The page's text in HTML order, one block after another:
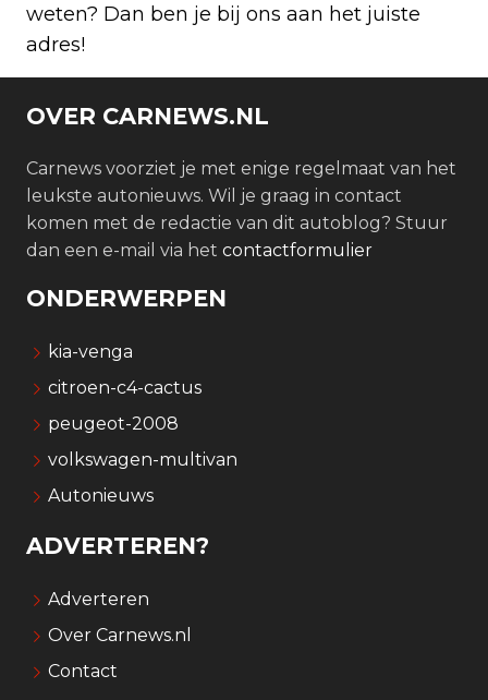
weten? Dan ben je bij ons aan het juiste
adres!
OVER CARNEWS.NL
Carnews voorziet je met enige regelmaat van het
leukste autonieuws. Wil je graag in contact
komen met de redactie van dit autoblog? Stuur
dan een e-mail via het contactformulier
ONDERWERPEN
kia-venga
citroen-c4-cactus
peugeot-2008
volkswagen-multivan
Autonieuws
ADVERTEREN?
Adverteren
Over Carnews.nl
Contact